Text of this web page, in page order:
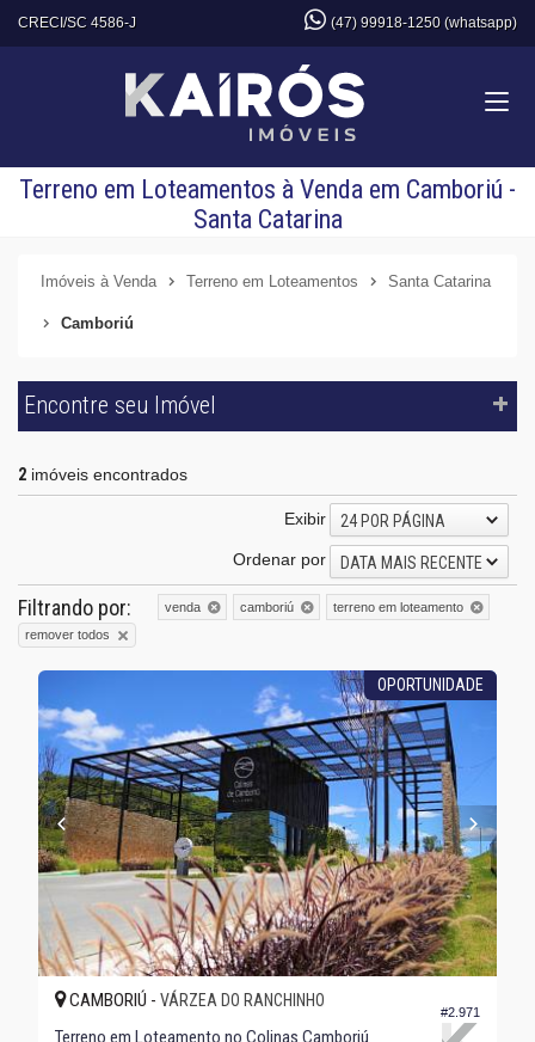
CRECI/SC 4586-J (47) 99918-1250 (whatsapp)
Terreno em Loteamentos à Venda em Camboriú -
Santa Catarina
Imóveis à Venda Terreno em Loteamentos Santa Catarina
Camboriú
Encontre seu Imóvel
2 imóveis encontrados
Exibir
24 POR PÁGINA
Ordenar por
DATA MAIS RECENTE
Filtrando por: venda camboriú
terreno em loteamento
remover todos
OPORTUNIDADE
#2.971
CAMBORIÚ - VÁRZEA DO RANCHINHO
Terreno em Loteamento no Colinas Camboriú